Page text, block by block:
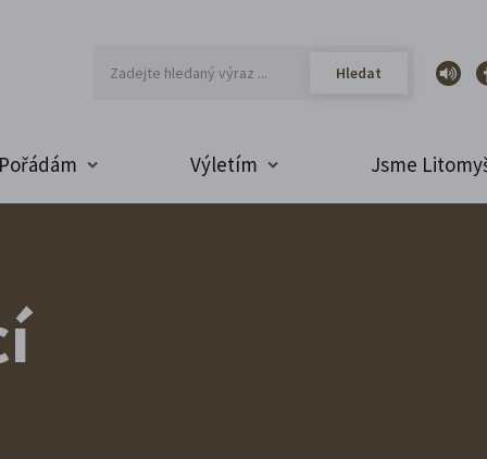
Pořádám Výletím Jsme